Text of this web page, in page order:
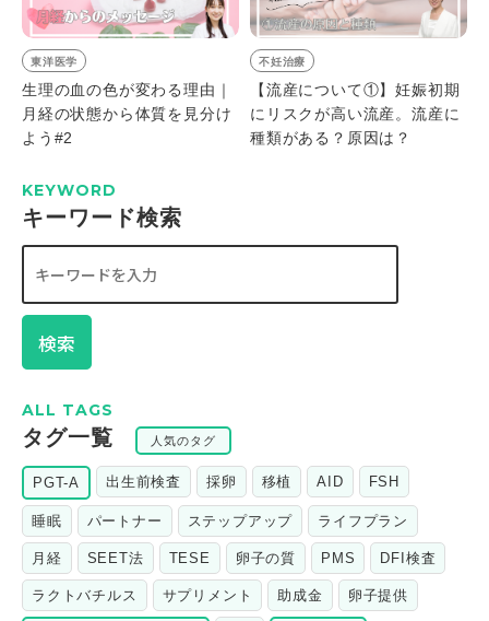
東洋医学
生理の血の色が変わる理由｜
月経の状態から体質を見分け
よう#2
不妊治療
【流産について①】妊娠初期
にリスクが高い流産。流産に
種類がある？原因は？
KEYWORD
キーワード検索
検索
ALL TAGS
タグ一覧 人気のタグ
PGT-A 出生前検査 採卵 移植 AID FSH
睡眠 パートナー ステップアップ ライフプラン
月経 SEET法 TESE 卵子の質 PMS DFI検査
ラクトバチルス サプリメント 助成金 卵子提供